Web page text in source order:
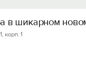
в шикарнoм
корп. 1